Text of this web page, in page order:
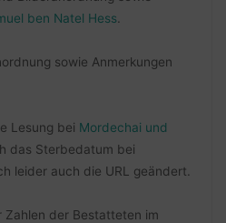
ben Natel Hess
sowie Anmerkungen
Lesung bei Mordechai und
das Sterbedatum bei
leider auch die URL geändert.
Zahlen der Bestatteten im